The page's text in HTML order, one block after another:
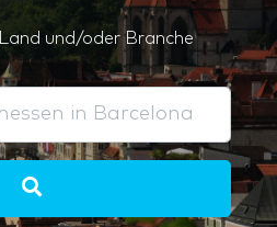
und/oder Branche